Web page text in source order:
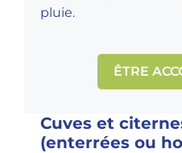
pluie.
ÊTRE
Cuves et
(enterrées ou